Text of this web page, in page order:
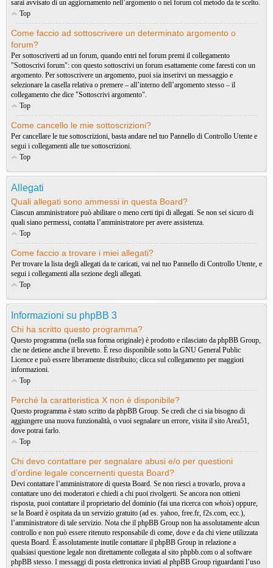
sarai avvisato di un aggiornamento nell’argomento o nel forum col metodo da te scelto.
Top
Come faccio ad sottoscrivere un determinato argomento o
forum?
Per sottoscriverti ad un forum, quando entri nel forum premi il collegamento
"Sottoscrivi forum": con questo sottoscrivi un forum esattamente come faresti con un
argomento. Per sottoscrivere un argomento, puoi sia inserirvi un messaggio e
selezionare la casella relativa o premere – all’interno dell’argomento stesso – il
collegamento che dice "Sottoscrivi argomento".
Top
Come cancello le mie sottoscrizioni?
Per cancellare le tue sottoscrizioni, basta andare nel tuo Pannello di Controllo Utente e
segui i collegamenti alle tue sottoscrizioni.
Top
Allegati
Quali allegati sono ammessi in questa Board?
Ciascun amministratore può abilitare o meno certi tipi di allegati. Se non sei sicuro di
quali siano permessi, contatta l’amministratore per avere assistenza.
Top
Come faccio a trovare i miei allegati?
Per trovare la lista degli allegati da te caricati, vai nel tuo Pannello di Controllo Utente, e
segui i collegamenti alla sezione degli allegati.
Top
Informazioni su phpBB 3
Chi ha scritto questo programma?
Questo programma (nella sua forma originale) è prodotto e rilasciato da phpBB Group,
che ne detiene anche il brevetto. È reso disponibile sotto la GNU General Public
Licence e può essere liberamente distribuito; clicca sul collegamento per maggiori
informazioni.
Top
Perché la caratteristica X non è disponibile?
Questo programma è stato scritto da phpBB Group. Se credi che ci sia bisogno di
aggiungere una nuova funzionalità, o vuoi segnalare un errore, visita il sitoArea51,
dove potrai farlo.
Top
Chi devo contattare per segnalare abusi e/o per questioni
d’ordine legale concernenti questa Board?
Devi contattare l’amministratore di questa Board. Se non riesci a trovarlo, prova a
contattare uno dei moderatori e chiedi a chi puoi rivolgerti. Se ancora non ottieni
risposta, puoi contattare il proprietario del dominio (fai una ricerca con whois) oppure,
se la Board è ospitata da un servizio gratuito (ad es. yahoo, free.fr, f2s.com, ecc.),
l’amministratore di tale servizio. Nota che il phpBB Group non ha assolutamente alcun
controllo e non può essere ritenuto responsabile di come, dove e da chi viene utilizzata
questa Board. È assolutamente inutile contattare il phpBB Group in relazione a
qualsiasi questione legale non direttamente collegata al sito phpbb.com o al software
phpBB stesso. I messaggi di posta elettronica inviati al phpBB Group riguardanti l’uso